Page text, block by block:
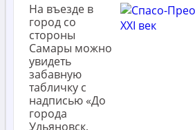
На въезде в
город со
стороны
Самары можно
увидеть
забавную
табличку с
надписью «До
города
Ульяновск,